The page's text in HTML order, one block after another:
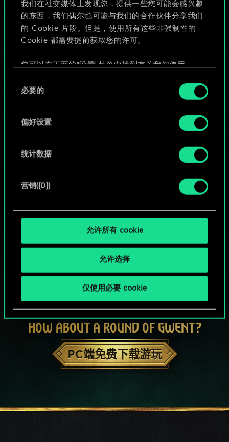
我们在社交媒体上发现您，提供一些您可能会感兴趣
的东西，我们偶尔也可能与我们的合作伙伴分享我们
的 Cookie 片段。但是，使用所有这些非强制性的
Cookie 都需要提前获取您的许可。
您可以在下面的"设置"菜单中找到有关我们使用
好。一旦您了解了其中的内容并准备好继续，请点
必要的
偏好设置
统计数据
营销({0})
允许所有 cookie
允许选择
仅使用必要 cookie
给牌组命名并撰写攻略
编辑牌组
HOW ABOUT A ROUND OF GWENT?
PC端免费下载游玩